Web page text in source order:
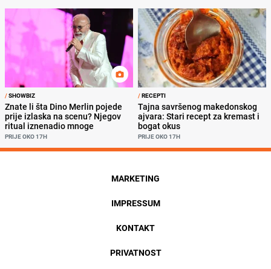
/SHOWBIZ
Znate li šta Dino Merlin pojede
prije izlaska na scenu? Njegov
ritual iznenadio mnoge
PRIJE OKO 17H
/RECEPTI
Tajna savršenog makedonskog
ajvara: Stari recept za kremast i
bogat okus
PRIJE OKO 17H
MARKETING
IMPRESSUM
KONTAKT
PRIVATNOST